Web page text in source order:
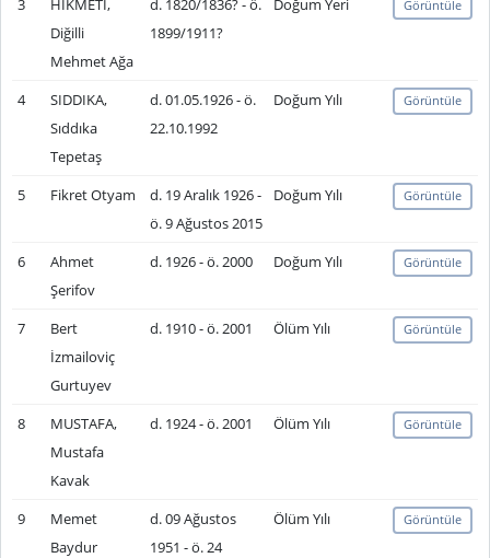
3
HİKMETÎ,
Diğilli
Mehmet Ağa
d. 1820/1836? - ö.
1899/1911?
Doğum Yeri Görüntüle
4
SIDDIKA,
Sıddıka
Tepetaş
d. 01.05.1926 - ö.
22.10.1992
Doğum Yılı Görüntüle
5 Fikret Otyam
d. 19 Aralık 1926 -
ö. 9 Ağustos 2015
Doğum Yılı Görüntüle
6
Ahmet
Şerifov
d. 1926 - ö. 2000 Doğum Yılı Görüntüle
7
Bert
İzmailoviç
Gurtuyev
d. 1910 - ö. 2001 Ölüm Yılı Görüntüle
8
MUSTAFA,
Mustafa
Kavak
d. 1924 - ö. 2001 Ölüm Yılı Görüntüle
9
Memet
Baydur
d. 09 Ağustos
1951 - ö. 24
Ölüm Yılı Görüntüle